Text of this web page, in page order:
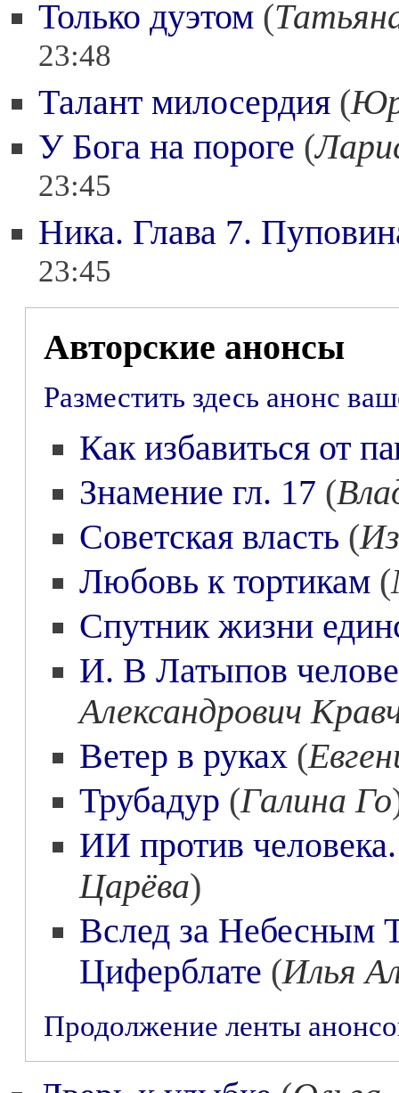
Только дуэтом (
23:48
Талант милосердия (
У Бога на пороге (
23:45
Ника. Глава 7.
23:45
Авторские анонсы
Разместить здесь анонс
Как избавиться от
Знамение гл. 17 (
Советская власть (
Любовь к тортикам (
Спутник жизни
И. В Латыпов
Александрович
Ветер в руках (
Трубадур (Галина Го
ИИ против
Царёва)
Вслед за Небесным
Циферблате (Илья
Продолжение ленты